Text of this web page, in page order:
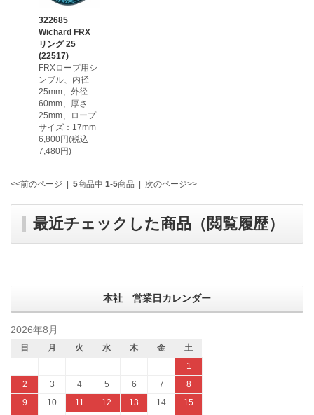
322685
Wichard FRX
リング 25
(22517)
FRXロープ用シ
ンブル、内径
25mm、外径
60mm、厚さ
25mm、ロープ
サイズ：17mm
6,800円(税込
7,480円)
<<前のページ 5商品中 1-5商品 次のページ>>
最近チェックした商品（閲覧履歴）
本社 営業日カレンダー
2026年8月
日 月 火 水 木 金
土
1
2
3 4 5 6 7
8
9
10 11 12 13 14
15